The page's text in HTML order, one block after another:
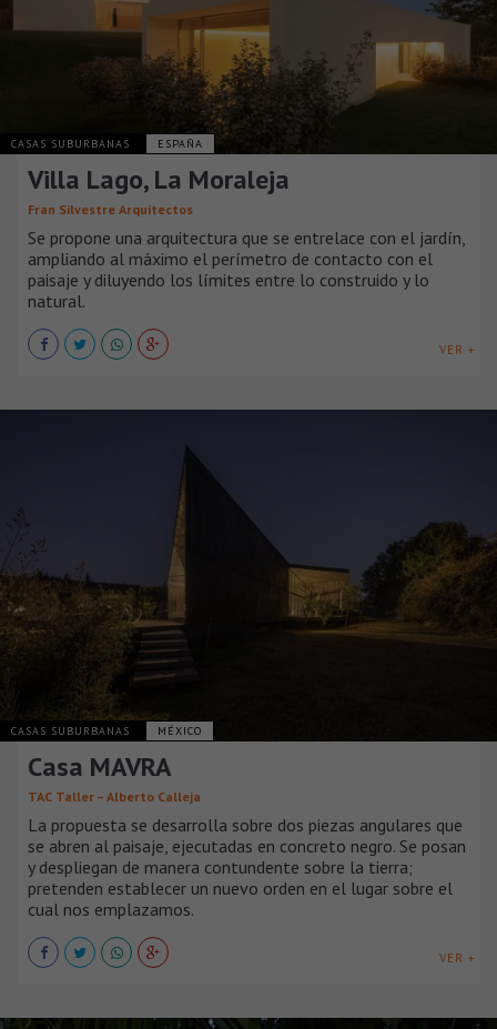
CASAS SUBURBANAS ESPAÑA
Villa Lago, La Moraleja
Fran Silvestre Arquitectos
Se propone una arquitectura que se entrelace con el jardín,
ampliando al máximo el perímetro de contacto con el
paisaje y diluyendo los límites entre lo construido y lo
natural.
VER +
CASAS SUBURBANAS MÉXICO
Casa MAVRA
TAC Taller – Alberto Calleja
La propuesta se desarrolla sobre dos piezas angulares que
se abren al paisaje, ejecutadas en concreto negro. Se posan
y despliegan de manera contundente sobre la tierra;
pretenden establecer un nuevo orden en el lugar sobre el
cual nos emplazamos.
VER +